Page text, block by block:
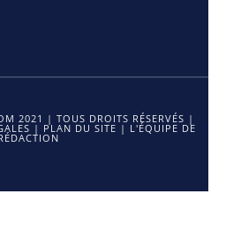
2021 | TOUS DROITS RÉSERVÉS |
| PLAN DU SITE | L'ÉQUIPE DE